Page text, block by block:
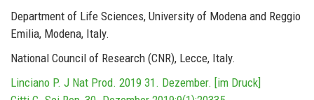
Department of Life Sciences, University of Modena and Reggio
Emilia, Modena, Italy.
National Council of Research (CNR), Lecce, Italy.
Linciano P. J Nat Prod. 2019 31. Dezember. [im Druck]